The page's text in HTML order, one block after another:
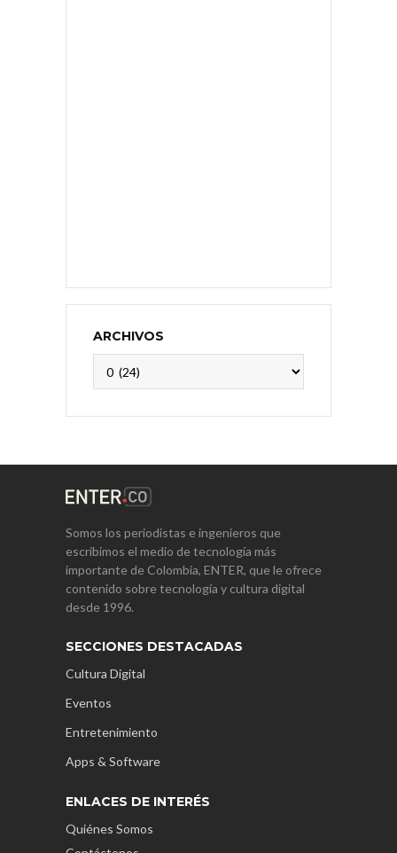
ARCHIVOS
Somos los periodistas e ingenieros que
escribimos el medio de tecnología más
importante de Colombia, ENTER, que le ofrece
contenido sobre tecnología y cultura digital
desde 1996.
SECCIONES DESTACADAS
Cultura Digital
Eventos
Entretenimiento
Apps & Software
ENLACES DE INTERÉS
Quiénes Somos